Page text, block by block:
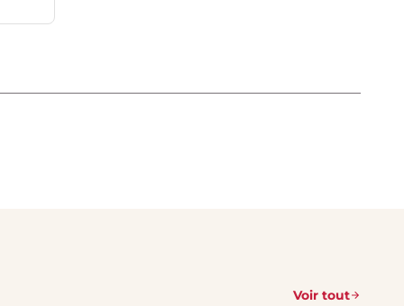
Voir tout